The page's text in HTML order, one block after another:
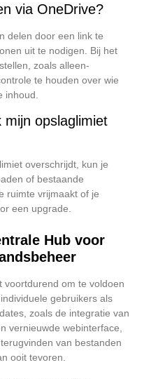
via OneDrive?
delen door een link te
uit te nodigen.
Bij het
zoals alleen-
te houden over wie
inhoud.
opslaglimiet
overschrijdt, kun je
of bestaande
ruimte vrijmaakt of je
een upgrade.
Hub voor
voortdurend om te voldoen
gebruikers als
zoals de integratie van
vernieuwde webinterface,
van bestanden
ooit tevoren.